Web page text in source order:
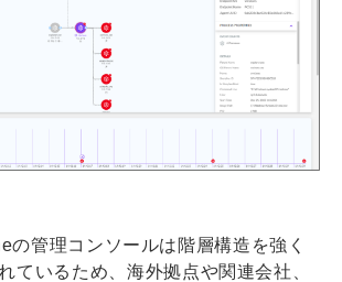
の管理コンソールは階層構造を強く
ているため、海外拠点や関連会社、